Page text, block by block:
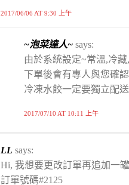
2017/06/06 AT 9:30 上午
~泡菜達人~ says:
由於系統設定~常溫,冷
下單後會有專人與您確
冷凍水餃一定要獨立配
2017/07/10 AT 10:11 上午
LL says:
Hi, 我想要更改訂單再追加一
訂單號碼#2125